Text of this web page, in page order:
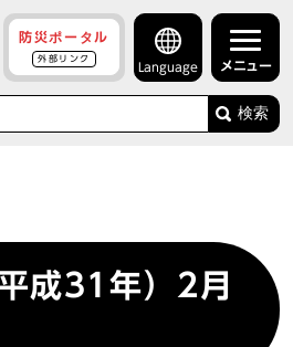
防災ポータル
外部リンク
Language メニュー
検索
成31年）2月